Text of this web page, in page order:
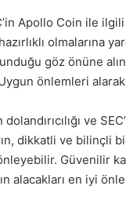
Apollo Coin ile ilgili
olmalarına
göz önüne
önlemleri alarak,
ve
dikkatli ve bilinçli
Güvenilir
alacakları en iyi